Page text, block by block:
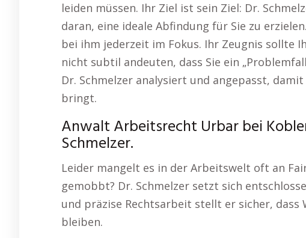
leiden müssen. Ihr Ziel ist sein Ziel: Dr.
daran, eine ideale Abfindung für Sie zu
bei ihm jederzeit im Fokus. Ihr Zeugnis sollte
nicht subtil andeuten, dass Sie ein
Dr. Schmelzer analysiert und angepasst,
bringt.
Anwalt Arbeitsrecht Urbar bei
Schmelzer.
Leider mangelt es in der Arbeitswelt oft an
gemobbt? Dr. Schmelzer setzt sich
und präzise Rechtsarbeit stellt er sicher,
bleiben.